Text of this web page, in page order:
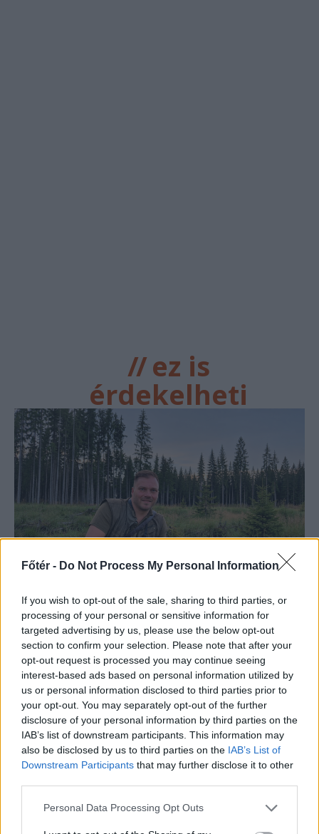
Főtér - Do Not Process My Personal Information
If you wish to opt-out of the sale, sharing to third parties, or
processing of your personal or sensitive information for
targeted advertising by us, please use the below opt-out
section to confirm your selection. Please note that after your
opt-out request is processed you may continue seeing
interest-based ads based on personal information utilized by
us or personal information disclosed to third parties prior to
your opt-out. You may separately opt-out of the further
disclosure of your personal information by third parties on the
IAB’s list of downstream participants. This information may
also be disclosed by us to third parties on the IAB’s List of
Downstream Participants that may further disclose it to other
Personal Data Processing Opt Outs
//ez is
érdekelheti
„A Kárpátok szimbólumát
egy gyűlölt, kártékony,
kóborló vadállattá
züllesztette a politikum”
A medveproblémára egyetlen valódi
megoldás létezik, az állomány
visszalövése az optimális létszámra.
Birtalan István gyergyószentmiklósi
vadásszal beszélgettünk, nemcsak a
medvékről.